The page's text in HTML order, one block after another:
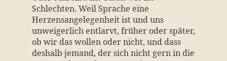
Schlechten. Weil Sprache eine
Herzensangelegenheit ist und uns
unweigerlich entlarvt, früher oder später,
ob wir das wollen oder nicht, und dass
deshalb jemand, der sich nicht gern in die